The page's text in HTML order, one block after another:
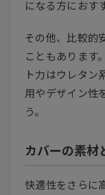
になる方におす
その他、比較的
こともあります
ト力はウレタン
用やデザイン性
う。
カバーの素材
快適性をさらに